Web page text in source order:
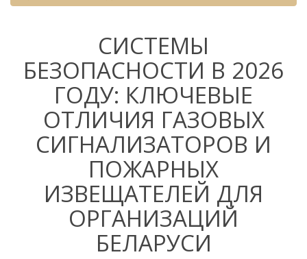
СИСТЕМЫ
БЕЗОПАСНОСТИ В 2026
ГОДУ: КЛЮЧЕВЫЕ
ОТЛИЧИЯ ГАЗОВЫХ
СИГНАЛИЗАТОРОВ И
ПОЖАРНЫХ
ИЗВЕЩАТЕЛЕЙ ДЛЯ
ОРГАНИЗАЦИЙ
БЕЛАРУСИ